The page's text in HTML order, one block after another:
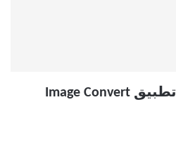
تطبيق Image Convert